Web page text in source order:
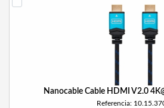
Nanocable Cable HDMI V2.0
Referencia: